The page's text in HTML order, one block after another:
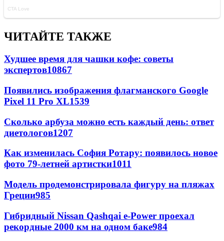
ЧИТАЙТЕ ТАКЖЕ
Худшее время для чашки кофе: советы
экспертов10867
Появились изображения флагманского Google
Pixel 11 Pro XL1539
Сколько арбуза можно есть каждый день: ответ
диетологов1207
Как изменилась София Ротару: появилось новое
фото 79-летней артистки1011
Модель продемонстрировала фигуру на пляжах
Греции985
Гибридный Nissan Qashqai e-Power проехал
рекордные 2000 км на одном баке984